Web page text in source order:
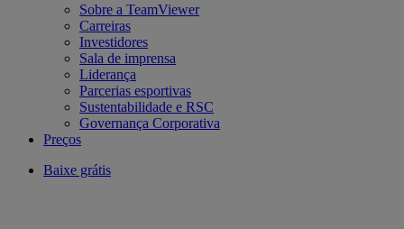
Sobre a TeamViewer
Carreiras
Investidores
Sala de imprensa
Liderança
Parcerias esportivas
Sustentabilidade e RSC
Governança Corporativa
Preços
Baixe grátis